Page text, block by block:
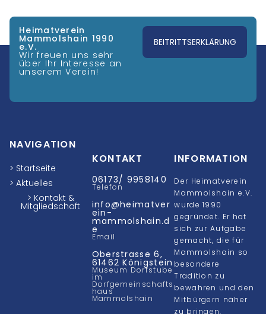
Heimatverein
Mammolshain 1990
e.V.
Wir freuen uns sehr
über Ihr Interesse an
unserem Verein!
BEITRITTSERKLÄRUNG
NAVIGATION
> Startseite
> Aktuelles
> Kontakt &
Mitgliedschaft
KONTAKT
06173/ 9958140
Telefon
info@heimatver
ein-
mammolshain.d
e
Email
Oberstrasse 6,
61462 Königstein
Museum Dorfstube
im
Dorfgemeinschafts
haus
Mammolshain
INFORMATION
Der Heimatverein
Mammolshain e.V.
wurde 1990
gegründet. Er hat
sich zur Aufgabe
gemacht, die für
Mammolshain so
besondere
Tradition zu
bewahren und den
Mitbürgern näher
zu bringen.